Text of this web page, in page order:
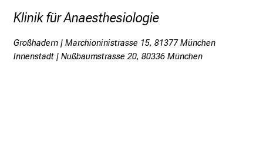
Klinik für Anaesthesiologie
Großhadern | Marchioninistrasse 15, 81377 München
Innenstadt | Nußbaumstrasse 20, 80336 München